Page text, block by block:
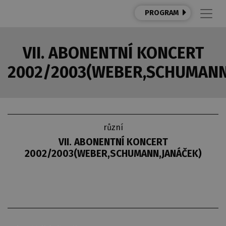
PROGRAM
VII. ABONENTNÍ KONCERT
2002/
různí
VII. ABONENTNÍ KONCERT
2002/2003(WEBER,SCHUMANN,JANÁČEK)